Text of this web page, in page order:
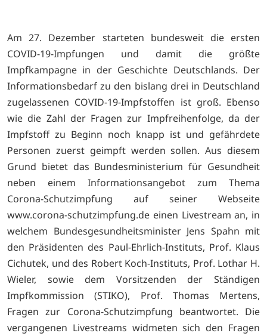
Am 27. Dezember starteten bundesweit die ersten
COVID-19-Impfungen und damit die größte
Impfkampagne in der Geschichte Deutschlands. Der
Informationsbedarf zu den bislang drei in Deutschland
zugelassenen COVID-19-Impfstoffen ist groß. Ebenso
wie die Zahl der Fragen zur Impfreihenfolge, da der
Impfstoff zu Beginn noch knapp ist und gefährdete
Personen zuerst geimpft werden sollen. Aus diesem
Grund bietet das Bundesministerium für Gesundheit
neben einem Informationsangebot zum Thema
Corona-Schutzimpfung auf seiner Webseite
www.corona-schutzimpfung.de einen Livestream an, in
welchem Bundesgesundheitsminister Jens Spahn mit
den Präsidenten des Paul-Ehrlich-Instituts, Prof. Klaus
Cichutek, und des Robert Koch-Instituts, Prof. Lothar H.
Wieler, sowie dem Vorsitzenden der Ständigen
Impfkommission (STIKO), Prof. Thomas Mertens,
Fragen zur Corona-Schutzimpfung beantwortet. Die
vergangenen Livestreams widmeten sich den Fragen